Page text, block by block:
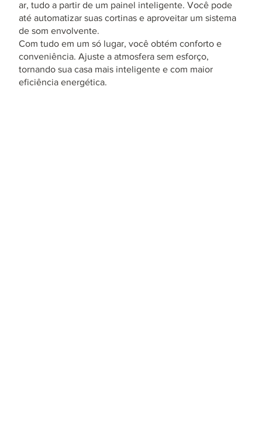
ar, tudo a partir de um painel inteligente. Você pode
até automatizar suas cortinas e aproveitar um sistema
de som envolvente.
Com tudo em um só lugar, você obtém conforto e
conveniência. Ajuste a atmosfera sem esforço,
tornando sua casa mais inteligente e com maior
eficiência energética.